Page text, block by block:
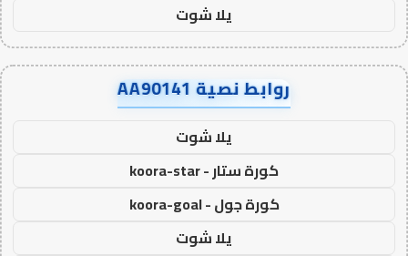
يلا شوت
روابط نصية AA90141
يلا شوت
كورة ستار - koora-star
كورة جول - koora-goal
يلا شوت